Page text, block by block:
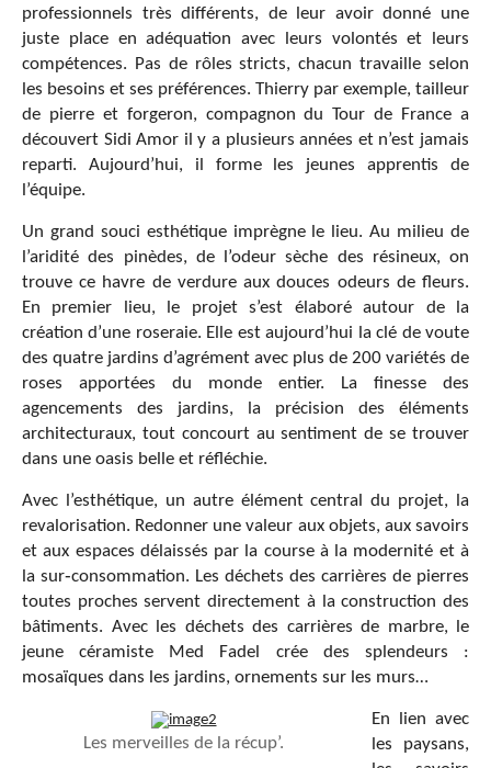
professionnels très différents, de leur avoir donné une
juste place en adéquation avec leurs volontés et leurs
compétences. Pas de rôles stricts, chacun travaille selon
les besoins et ses préférences. Thierry par exemple, tailleur
de pierre et forgeron, compagnon du Tour de France a
découvert Sidi Amor il y a plusieurs années et n’est jamais
reparti. Aujourd’hui, il forme les jeunes apprentis de
l’équipe.
Un grand souci esthétique imprègne le lieu. Au milieu de
l’aridité des pinèdes, de l’odeur sèche des résineux, on
trouve ce havre de verdure aux douces odeurs de fleurs.
En premier lieu, le projet s’est élaboré autour de la
création d’une roseraie. Elle est aujourd’hui la clé de voute
des quatre jardins d’agrément avec plus de 200 variétés de
roses apportées du monde entier. La finesse des
agencements des jardins, la précision des éléments
architecturaux, tout concourt au sentiment de se trouver
dans une oasis belle et réfléchie.
Avec l’esthétique, un autre élément central du projet, la
revalorisation. Redonner une valeur aux objets, aux savoirs
et aux espaces délaissés par la course à la modernité et à
la sur‐consommation. Les déchets des carrières de pierres
toutes proches servent directement à la construction des
bâtiments. Avec les déchets des carrières de marbre, le
jeune céramiste Med Fadel crée des splendeurs :
mosaïques dans les jardins, ornements sur les murs…
Les merveilles de la récup’.
En lien avec
les paysans,